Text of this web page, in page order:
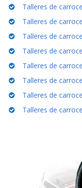
Talleres de
Talleres de
Talleres de
Talleres de
Talleres de
Talleres de
Talleres de
Talleres de